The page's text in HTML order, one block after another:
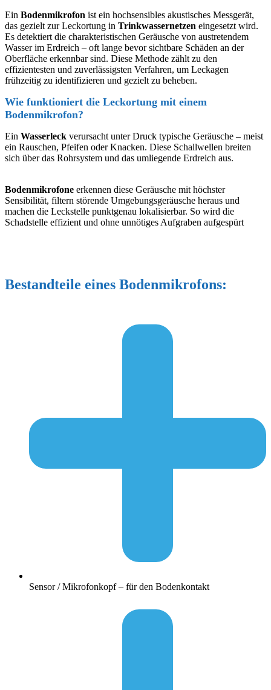
Ein Bodenmikrofon ist ein hochsensibles akustisches Messgerät,
das gezielt zur Leckortung in Trinkwassernetzen eingesetzt wird.
Es detektiert die charakteristischen Geräusche von austretendem
Wasser im Erdreich – oft lange bevor sichtbare Schäden an der
Oberfläche erkennbar sind. Diese Methode zählt zu den
effizientesten und zuverlässigsten Verfahren, um Leckagen
frühzeitig zu identifizieren und gezielt zu beheben.
Wie funktioniert die Leckortung mit einem
Bodenmikrofon?
Ein Wasserleck verursacht unter Druck typische Geräusche – meist
ein Rauschen, Pfeifen oder Knacken. Diese Schallwellen breiten
sich über das Rohrsystem und das umliegende Erdreich aus.
Bodenmikrofone erkennen diese Geräusche mit höchster
Sensibilität, filtern störende Umgebungsgeräusche heraus und
machen die Leckstelle punktgenau lokalisierbar. So wird die
Schadstelle effizient und ohne unnötiges Aufgraben aufgespürt
Bestandteile eines Bodenmikrofons:
Sensor / Mikrofonkopf – für den Bodenkontakt